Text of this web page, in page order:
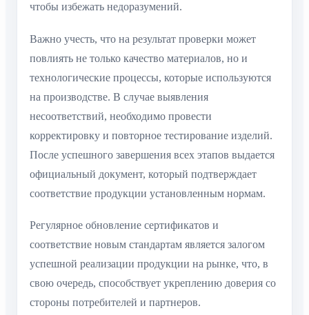
чтобы избежать недоразумений.
Важно учесть, что на результат проверки может
повлиять не только качество материалов, но и
технологические процессы, которые используются
на производстве. В случае выявления
несоответствий, необходимо провести
корректировку и повторное тестирование изделий.
После успешного завершения всех этапов выдается
официальный документ, который подтверждает
соответствие продукции установленным нормам.
Регулярное обновление сертификатов и
соответствие новым стандартам является залогом
успешной реализации продукции на рынке, что, в
свою очередь, способствует укреплению доверия со
стороны потребителей и партнеров.